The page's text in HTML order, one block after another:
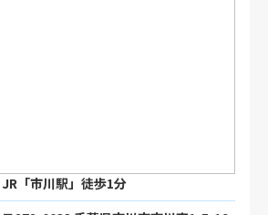
JR「市川駅」徒歩1分